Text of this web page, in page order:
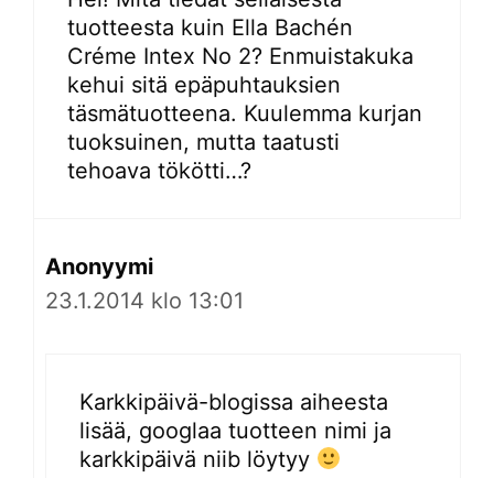
tuotteesta kuin Ella Bachén
Créme Intex No 2? Enmuistakuka
kehui sitä epäpuhtauksien
täsmätuotteena. Kuulemma kurjan
tuoksuinen, mutta taatusti
tehoava tökötti…?
Anonyymi
23.1.2014 klo 13:01
Karkkipäivä-blogissa aiheesta
lisää, googlaa tuotteen nimi ja
karkkipäivä niib löytyy